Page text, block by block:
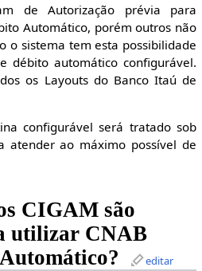
de Autorização prévia para
Automático, porém outros não
o sistema tem esta possibilidade
débito automático configurável.
os Layouts do Banco Itaú de
configurável será tratado sob
atender ao máximo possível de
CIGAM são
utilizar CNAB
editar